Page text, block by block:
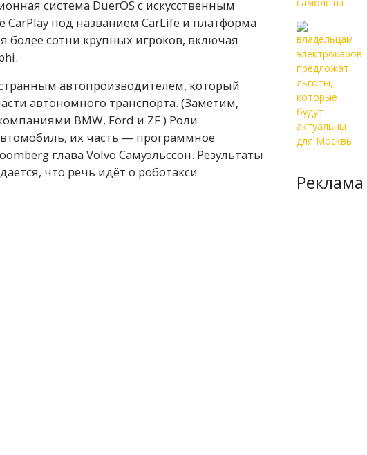
система DuerOS с искусственным
CarPlay под названием CarLife и платформа
более сотни крупных игроков, включая
автопроизводителем, который
автономного транспорта. (Заметим,
BMW, Ford и ZF.) Роли
их часть — программное
глава Volvo Самуэльссон. Результаты
что речь идёт о роботакси
Реклама